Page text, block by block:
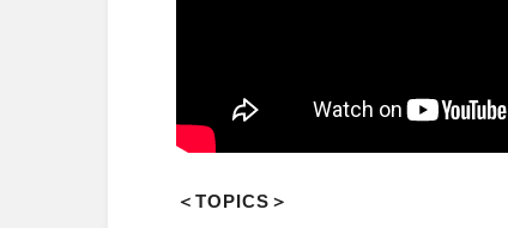
＜TOPICS＞